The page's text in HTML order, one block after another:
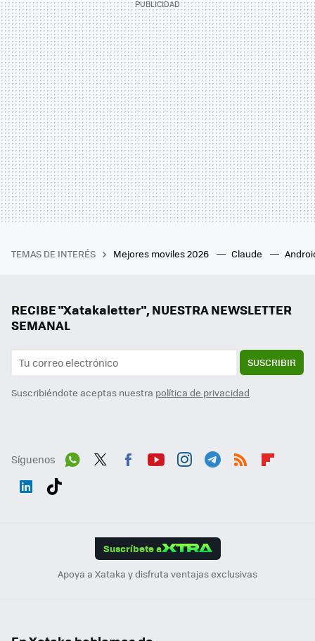
TEMAS DE INTERÉS Mejores moviles 2026 Claude
RECIBE "Xatakaletter", NUESTRA NEWSLETTER
SEMANAL
SUSCRIBIR
Suscribiéndote aceptas nuestra política de privacidad
Síguenos
Suscríbete a
Apoya a Xataka y disfruta ventajas exclusivas